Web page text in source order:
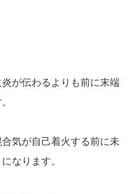
が伝わるよりも前に末端
気が自己着火する前に未
なります。